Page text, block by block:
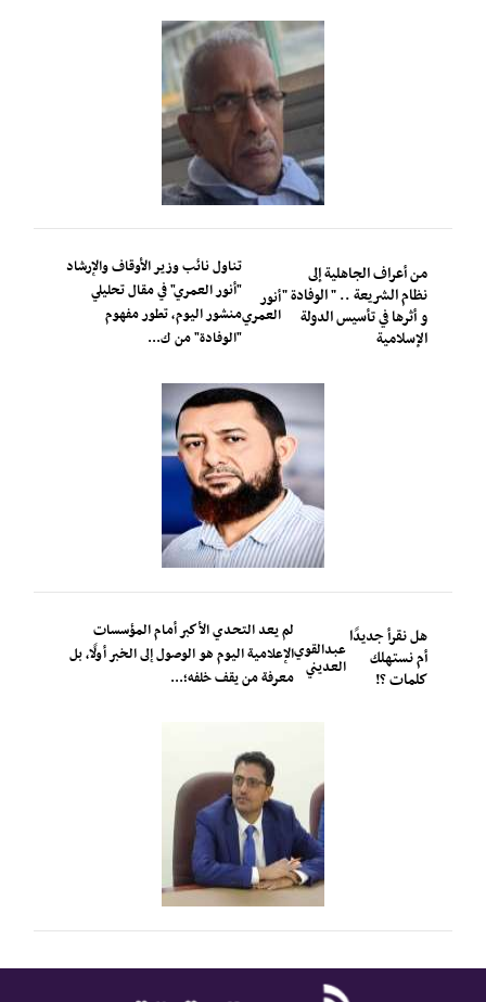
من أعراف الجاهلية إلى
نظام الشريعة .. " الوفادة "
و أثرها في تأسيس الدولة
الإسلامية
أنور
العمري
تناول نائب وزير الأوقاف والإرشاد
"أنور العمري" في مقال تحليلي
منشور اليوم، تطور مفهوم
"الوفادة" من ك...
هل نقرأ جديدًا
أم نستهلك
كلمات ؟!
عبدالقوي
العديني
لم يعد التحدي الأكبر أمام المؤسسات
الإعلامية اليوم هو الوصول إلى الخبر أولًا، بل
معرفة من يقف خلفه؛...